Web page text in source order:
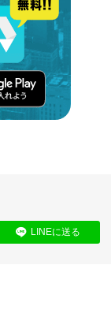
LINEに送る